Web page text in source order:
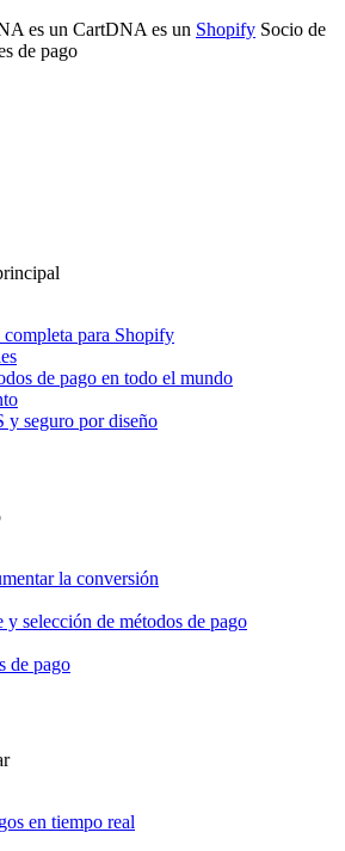
es un CartDNA es un Shopify Socio de
de pago
para Shopify
de pago en todo el mundo
y seguro por diseño
la conversión
selección de métodos de pago
de pago
en tiempo real